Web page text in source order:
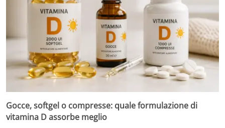
Gocce, softgel o compresse: quale formulazione di
vitamina D assorbe meglio